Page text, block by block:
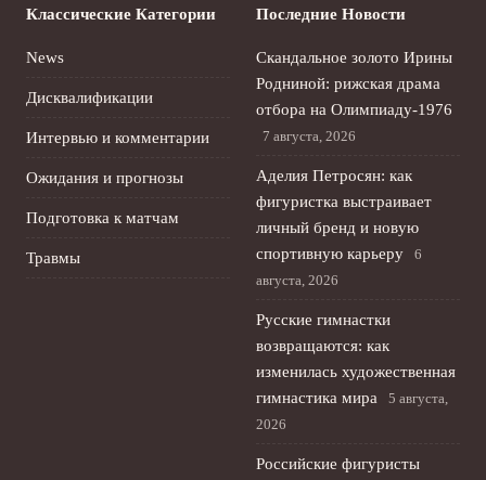
Классические Категории
News
Дисквалификации
Интервью и комментарии
Ожидания и прогнозы
Подготовка к матчам
Травмы
Последние Новости
Скандальное золото Ирины
Родниной: рижская драма
отбора на Олимпиаду‑1976
7 августа, 2026
Аделия Петросян: как
фигуристка выстраивает
личный бренд и новую
спортивную карьеру
6
августа, 2026
Русские гимнастки
возвращаются: как
изменилась художественная
гимнастика мира
5 августа,
2026
Российские фигуристы